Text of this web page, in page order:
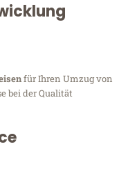
für Ihren Umzug von
bei der Qualität